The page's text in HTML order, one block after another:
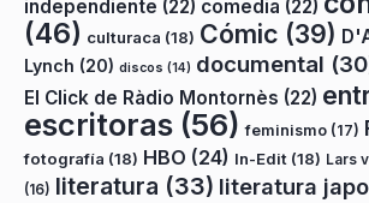
independiente (22) comedia (22)
(46) culturaca (18) Cómic (39)
Lynch (20) discos (14) documental
El Click de Ràdio Montornès (22)
escritoras (56) feminismo (17)
fotografía (18) HBO (24) In-Edit (18) Lars
(16) literatura (33) literatura